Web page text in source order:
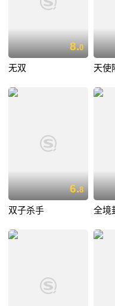
8.0
无双 天使
6.8
双子杀手 全境